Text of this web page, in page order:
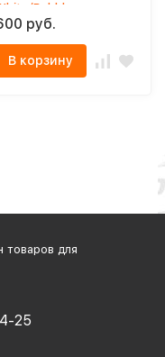
Bubblegum
руб.
В корзину
для
25